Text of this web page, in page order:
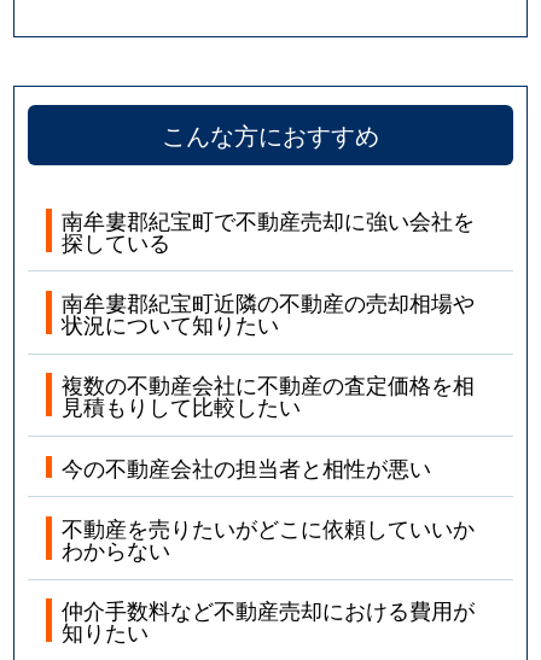
こんな方におすすめ
南牟婁郡紀宝町で不動産売却に強い会社を
探している
南牟婁郡紀宝町近隣の不動産の売却相場や
状況について知りたい
複数の不動産会社に不動産の査定価格を相
見積もりして比較したい
今の不動産会社の担当者と相性が悪い
不動産を売りたいがどこに依頼していいか
わからない
仲介手数料など不動産売却における費用が
知りたい